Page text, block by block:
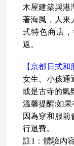
木屋建築與港
著海風，人來
式特色商店
返。
【京都日式和
女生、小孩通
或是古寺的氣
溫馨提醒:如果
因為穿和服前
行退費。
註1：體驗內